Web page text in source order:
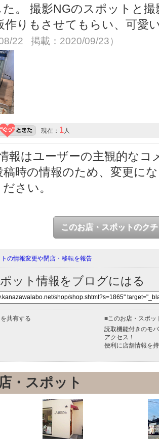
。 撮影NGのスポットと
作りもさせてもらい、可愛
22 掲載：2020/09/23）
現在： 1 人
報はユーザーの主観的なコ
稿時の情報のため、変更に
さい。
このお店・スポットのク
の情報変更や閉店・移転を報告
ット情報をブログにはる
共有する ■ このお店・スポ
読取機能付きのモ
アクセス！
便利に店舗情報を
・スポット